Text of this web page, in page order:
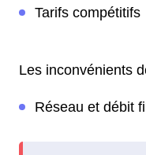
Tarifs compétitifs
Les inconvénients
Réseau et débit